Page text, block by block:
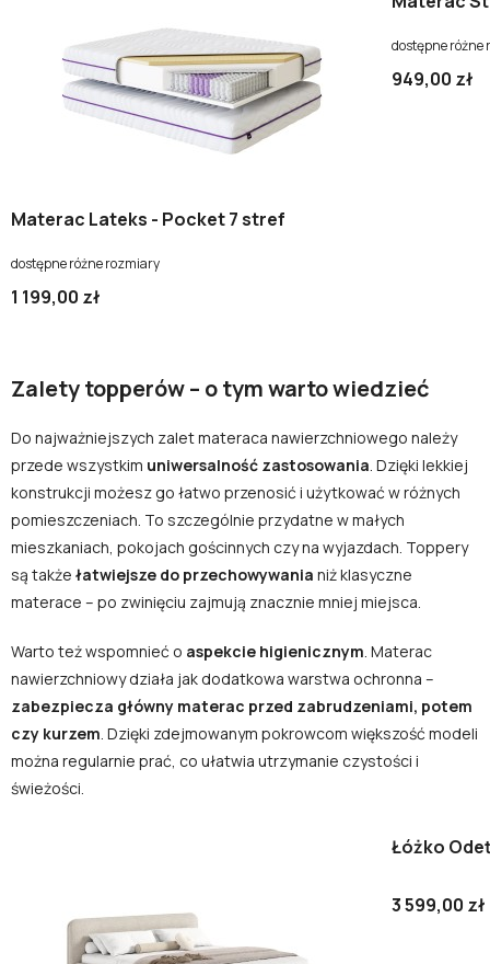
Materac Lateks - Pocket 7 stref
dostępne różne rozmiary
1 199,00 zł
dostępne różne
949,00 zł
Zalety topperów – o tym warto wiedzieć
Do najważniejszych zalet materaca nawierzchniowego należy
przede wszystkim uniwersalność zastosowania. Dzięki lekkiej
konstrukcji możesz go łatwo przenosić i użytkować w różnych
pomieszczeniach. To szczególnie przydatne w małych
mieszkaniach, pokojach gościnnych czy na wyjazdach. Toppery
są także łatwiejsze do przechowywania niż klasyczne
materace – po zwinięciu zajmują znacznie mniej miejsca.
Warto też wspomnieć o aspekcie higienicznym. Materac
nawierzchniowy działa jak dodatkowa warstwa ochronna –
zabezpiecza główny materac przed zabrudzeniami, potem
czy kurzem. Dzięki zdejmowanym pokrowcom większość modeli
można regularnie prać, co ułatwia utrzymanie czystości i
świeżości.
Łóżko
3 599,00 zł